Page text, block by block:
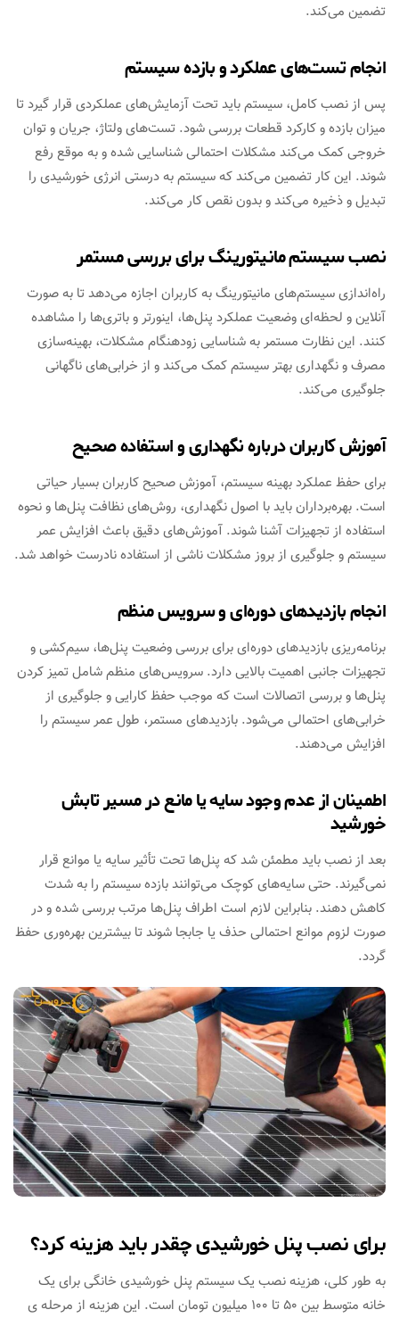
تضمین می‌کند.
انجام تست‌های عملکرد و بازده سیستم
پس از نصب کامل، سیستم باید تحت آزمایش‌های عملکردی قرار گیرد تا
میزان بازده و کارکرد قطعات بررسی شود. تست‌های ولتاژ، جریان و توان
خروجی کمک می‌کند مشکلات احتمالی شناسایی شده و به موقع رفع
شوند. این کار تضمین می‌کند که سیستم به درستی انرژی خورشیدی را
تبدیل و ذخیره می‌کند و بدون نقص کار می‌کند.
نصب سیستم مانیتورینگ برای بررسی مستمر
راه‌اندازی سیستم‌های مانیتورینگ به کاربران اجازه می‌دهد تا به صورت
آنلاین و لحظه‌ای وضعیت عملکرد پنل‌ها، اینورتر و باتری‌ها را مشاهده
کنند. این نظارت مستمر به شناسایی زودهنگام مشکلات، بهینه‌سازی
مصرف و نگهداری بهتر سیستم کمک می‌کند و از خرابی‌های ناگهانی
جلوگیری می‌کند.
آموزش کاربران درباره نگهداری و استفاده صحیح
برای حفظ عملکرد بهینه سیستم، آموزش صحیح کاربران بسیار حیاتی
است. بهره‌برداران باید با اصول نگهداری، روش‌های نظافت پنل‌ها و نحوه
استفاده از تجهیزات آشنا شوند. آموزش‌های دقیق باعث افزایش عمر
سیستم و جلوگیری از بروز مشکلات ناشی از استفاده نادرست خواهد شد.
انجام بازدیدهای دوره‌ای و سرویس منظم
برنامه‌ریزی بازدیدهای دوره‌ای برای بررسی وضعیت پنل‌ها، سیم‌کشی و
تجهیزات جانبی اهمیت بالایی دارد. سرویس‌های منظم شامل تمیز کردن
پنل‌ها و بررسی اتصالات است که موجب حفظ کارایی و جلوگیری از
خرابی‌های احتمالی می‌شود. بازدیدهای مستمر، طول عمر سیستم را
افزایش می‌دهند.
اطمینان از عدم وجود سایه یا مانع در مسیر تابش
خورشید
بعد از نصب باید مطمئن شد که پنل‌ها تحت تأثیر سایه یا موانع قرار
نمی‌گیرند. حتی سایه‌های کوچک می‌توانند بازده سیستم را به شدت
کاهش دهند. بنابراین لازم است اطراف پنل‌ها مرتب بررسی شده و در
صورت لزوم موانع احتمالی حذف یا جابجا شوند تا بیشترین بهره‌وری حفظ
گردد.
برای نصب پنل خورشیدی چقدر باید هزینه کرد؟
به طور کلی، هزینه نصب یک سیستم پنل خورشیدی خانگی برای یک
خانه متوسط بین ۵۰ تا ۱۰۰ میلیون تومان است. این هزینه از مرحله ی